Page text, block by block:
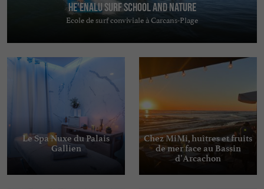
He'enalu Surf School and Nature
Ecole de surf conviviale à Carcans-Plage
Le Spa Nuxe du Palais
Gallien
Chez MiMi, huîtres et fruits
de mer face au Bassin
d’Arcachon